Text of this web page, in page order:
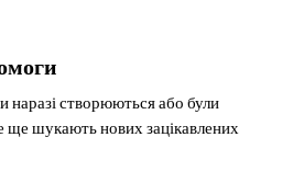
створюються або були
ще шукають нових зацікавлених